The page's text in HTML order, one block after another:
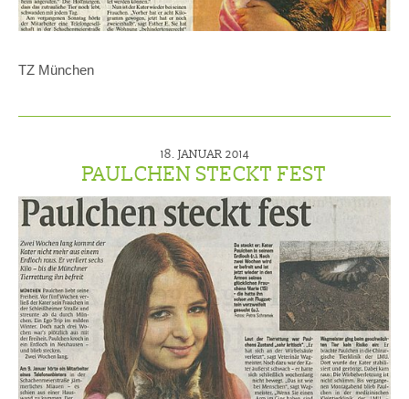
TZ München
18. JANUAR 2014
PAULCHEN STECKT FEST